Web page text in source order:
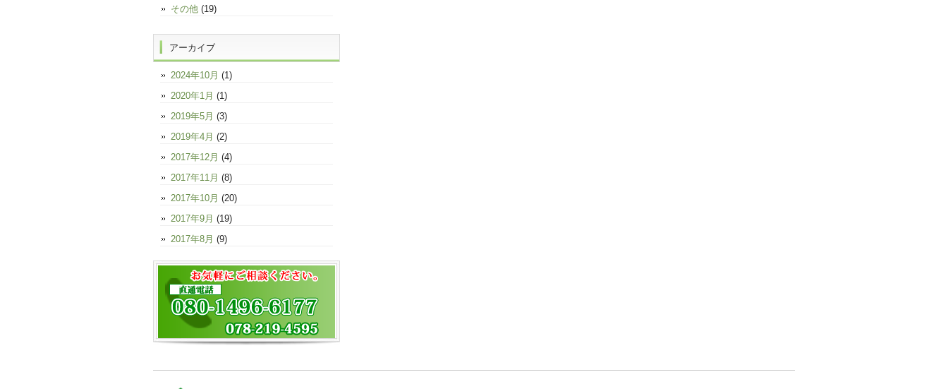
その他 (19)
アーカイブ
2024年10月 (1)
2020年1月 (1)
2019年5月 (3)
2019年4月 (2)
2017年12月 (4)
2017年11月 (8)
2017年10月 (20)
2017年9月 (19)
2017年8月 (9)